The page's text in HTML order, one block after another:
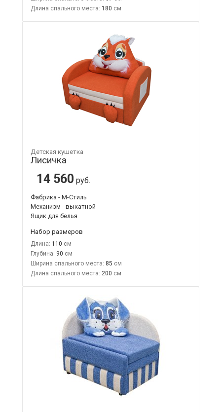
Длина спального места: 180
Детская кушетка
Лисичка
14 560 руб.
Фабрика - М-Стиль
Механизм - выкатной
Ящик для белья
Набор размеров
Длина: 110
Глубина: 90
Ширина спального места: 85
Длина спального места: 200